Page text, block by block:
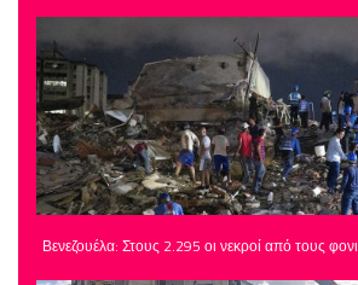
Βενεζουέλα: Στους 2.295 οι νεκροί από τους